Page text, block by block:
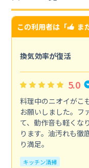
この利用者は「 ま
換気効率が復活
5.0
料理中のニオイがこ
お願いしました。フ
て、動作音も軽くな
ります。油汚れも徹
り満足。
キッチン清掃